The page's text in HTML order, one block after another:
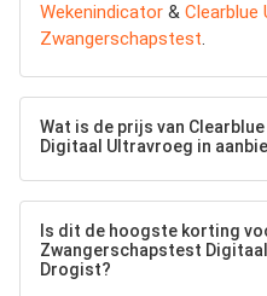
Wekenindicator & Clearblue
Zwangerschapstest.
Wat is de prijs van
Digitaal Ultravroeg in
Is dit de hoogste korting
Zwangerschapstest
Drogist?